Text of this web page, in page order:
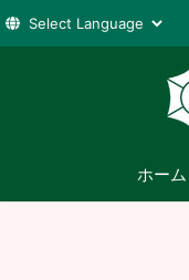
へ
ホーム